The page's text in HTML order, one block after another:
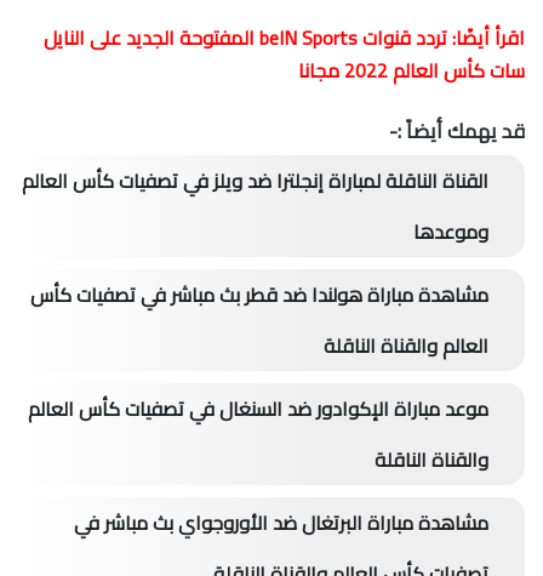
اقرأ أيضًا:
تردد قنوات beIN Sports المفتوحة الجديد على النايل
سات كأس العالم 2022 مجانا
قد يهمك أيضاً :-
القناة الناقلة لمباراة إنجلترا ضد ويلز في تصفيات كأس العالم
وموعدها
مشاهدة مباراة هولندا ضد قطر بث مباشر في تصفيات كأس
العالم والقناة الناقلة
موعد مباراة الإكوادور ضد السنغال في تصفيات كأس العالم
والقناة الناقلة
مشاهدة مباراة البرتغال ضد الأوروجواي بث مباشر في